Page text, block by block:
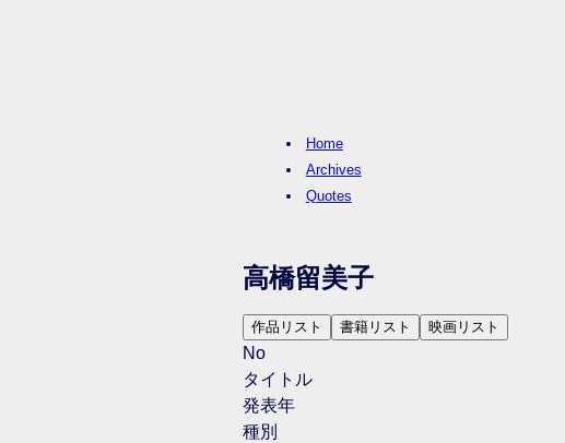
Home
Archives
Quotes
高橋留美子
作品リスト 書籍リスト 映画リスト
No
タイトル
発表年
種別